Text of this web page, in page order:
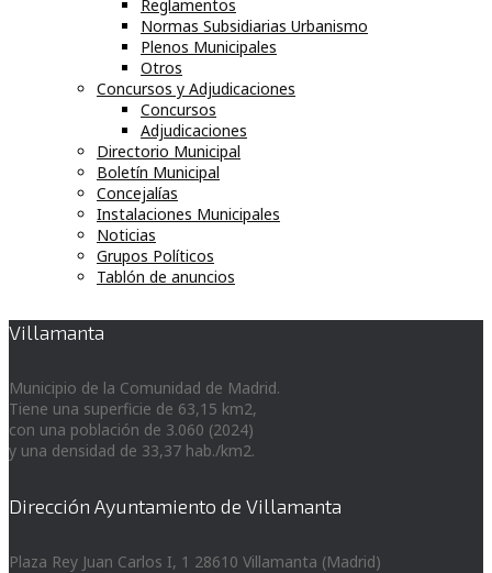
Reglamentos
Normas Subsidiarias Urbanismo
Plenos Municipales
Otros
Concursos y Adjudicaciones
Concursos
Adjudicaciones
Directorio Municipal
Boletín Municipal
Concejalías
Instalaciones Municipales
Noticias
Grupos Políticos
Tablón de anuncios
Villamanta
Municipio de la Comunidad de Madrid.
Tiene una superficie de 63,15 km2,
con una población de 3.060 (2024)
y una densidad de 33,37 hab./km2.
Dirección Ayuntamiento de Villamanta
Plaza Rey Juan Carlos I, 1 28610 Villamanta (Madrid)